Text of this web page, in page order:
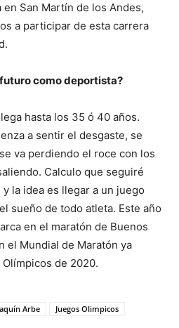
San Martín de los Andes,
a participar de esta carrera
como deportista?
hasta los 35 ó 40 años.
a sentir el desgaste, se
va perdiendo el roce con los
Calculo que seguiré
la idea es llegar a un juego
sueño de todo atleta. Este año
en el maratón de Buenos
el Mundial de Maratón ya
de 2020.
Arbe Juegos Olimpicos